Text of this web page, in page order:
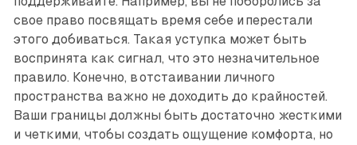
свое право посвящать время себе и перестали
этого добиваться. Такая уступка может быть
воспринята как сигнал, что это незначительное
правило. Конечно, в отстаивании личного
пространства важно не доходить до крайностей.
Ваши границы должны быть достаточно жесткими
и четкими, чтобы создать ощущение комфорта, но